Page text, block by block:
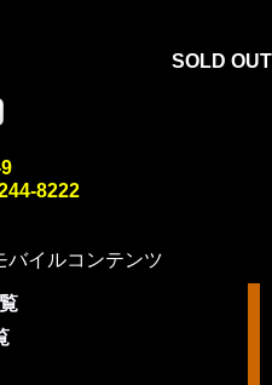
SOLD OUT
8222
バイルコンテンツ